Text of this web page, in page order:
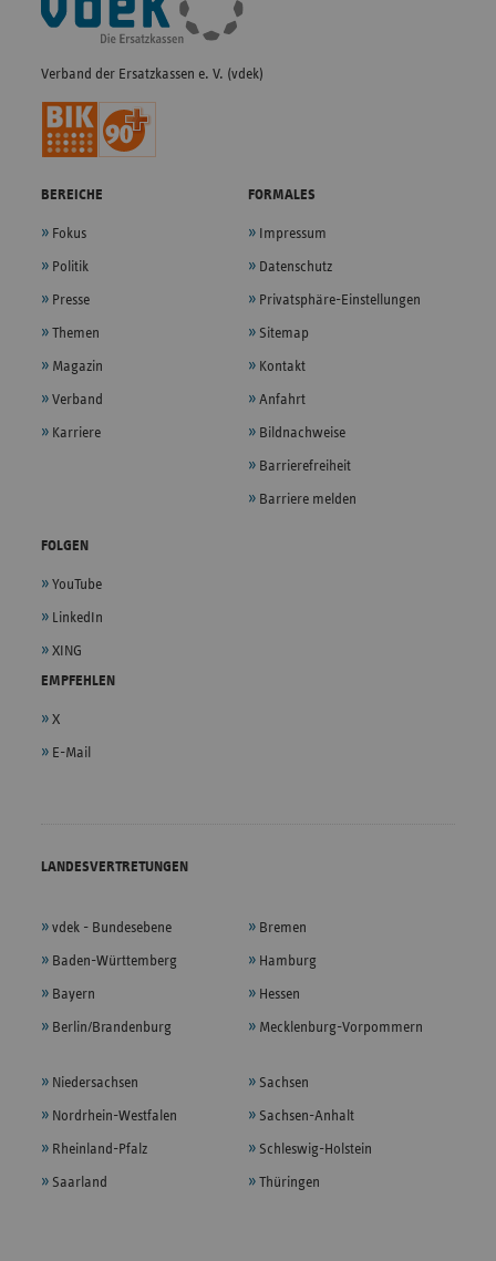
Navigation
Verband der Ersatzkassen e. V. (vdek)
BEREICHE
Fokus
Politik
Presse
Themen
Magazin
Verband
Karriere
FORMALES
Impressum
Datenschutz
Privatsphäre-Einstellungen
Sitemap
Kontakt
Anfahrt
Bildnachweise
Barrierefreiheit
Barriere melden
FOLGEN
YouTube
LinkedIn
XING
EMPFEHLEN
X
E-Mail
LANDESVERTRETUNGEN
vdek - Bundesebene
Baden-Württemberg
Bayern
Berlin/Brandenburg
Bremen
Hamburg
Hessen
Mecklenburg-Vorpommern
Niedersachsen
Nordrhein-Westfalen
Rheinland-Pfalz
Saarland
Sachsen
Sachsen-Anhalt
Schleswig-Holstein
Thüringen